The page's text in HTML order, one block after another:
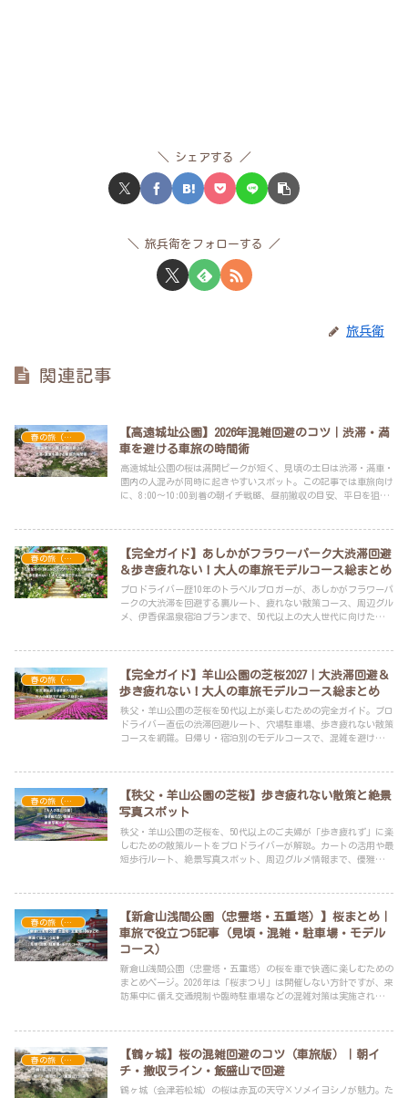
シェアする
旅兵衛をフォローする
旅兵衛
関連記事
春の旅（桜・新緑・花畑）
【高遠城址公園】2026年混雑回避のコツ｜渋滞・満
車を避ける車旅の時間術
高遠城址公園の桜は満開ピークが短く、見頃の土日は渋滞・満車・
園内の人混みが同時に起きやすいスポット。この記事では車旅向け
に、8:00〜10:00到着の朝イチ戦略、昼前撤収の目安、平日を狙う
春の旅（桜・新緑・花畑）
【完全ガイド】あしかがフラワーパーク大渋滞回避
＆歩き疲れない！大人の車旅モデルコース総まとめ
プロドライバー歴10年のトラベルブロガーが、あしかがフラワーパ
ークの大渋滞を回避する裏ルート、疲れない散策コース、周辺グル
メ、伊香保温泉宿泊プランまで、50代以上の大人世代に向けた完全
春の旅（桜・新緑・花畑）
【完全ガイド】羊山公園の芝桜2027｜大渋滞回避＆
歩き疲れない！大人の車旅モデルコース総まとめ
秩父・羊山公園の芝桜を50代以上が楽しむための完全ガイド。プロ
ドライバー直伝の渋滞回避ルート、穴場駐車場、歩き疲れない散策
コースを網羅。日帰り・宿泊別のモデルコースで、混雑を避けた優
春の旅（桜・新緑・花畑）
【秩父・羊山公園の芝桜】歩き疲れない散策と絶景
写真スポット
秩父・羊山公園の芝桜を、50代以上のご夫婦が「歩き疲れず」に楽
しむための散策ルートをプロドライバーが解説。カートの活用や最
短歩行ルート、絶景写真スポット、周辺グルメ情報まで、優雅な車
春の旅（桜・新緑・花畑）
【新倉山浅間公園（忠霊塔・五重塔）】桜まとめ｜
車旅で役立つ5記事（見頃・混雑・駐車場・モデル
コース）
新倉山浅間公園（忠霊塔・五重塔）の桜を車で快適に楽しむための
まとめページ。2026年は「桜まつり」は開催しない方針ですが、来
訪集中に備え交通規制や臨時駐車場などの混雑対策は実施されま
春の旅（桜・新緑・花畑）
【鶴ヶ城】桜の混雑回避のコツ（車旅版）｜朝イ
チ・撤収ライン・飯盛山で回避
鶴ヶ城（会津若松城）の桜は赤瓦の天守×ソメイヨシノが魅力。た